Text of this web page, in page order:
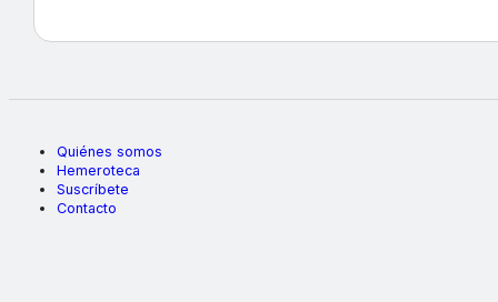
Quiénes somos
Hemeroteca
Suscríbete
Contacto